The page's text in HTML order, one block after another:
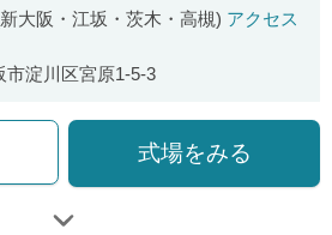
大阪・江坂・茨木・高槻) アクセス
市淀川区宮原1-5-3
式場をみる